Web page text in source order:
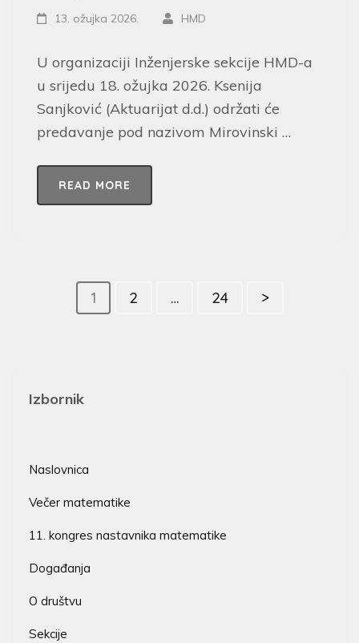
13. ožujka 2026. HMD
U organizaciji Inženjerske sekcije HMD-a
u srijedu 18. ožujka 2026. Ksenija
Sanjković (Aktuarijat d.d.) održati će
predavanje pod nazivom Mirovinski …
READ MORE
1 2 … 24 >
Izbornik
Naslovnica
Večer matematike
11. kongres nastavnika matematike
Događanja
O društvu
Sekcije